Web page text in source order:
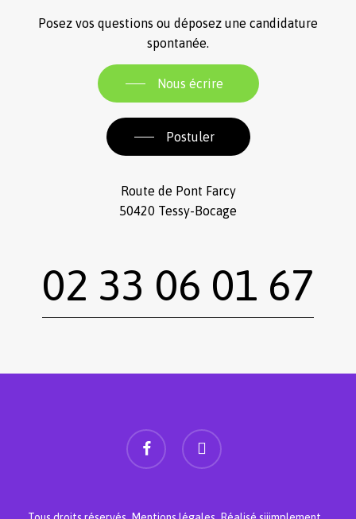
Posez vos questions ou déposez une candidature
spontanée.
Nous écrire
Postuler
Route de Pont Farcy
50420 Tessy-Bocage
02 33 06 01 67
facebook instagram